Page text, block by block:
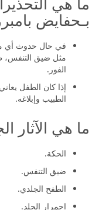
بـحفايض
في حال حدوث أي
مثل ضيق التنفس،
الفور.
إذا كان الطفل
الطبيب وإبلاغه.
ما هي الآثار
الحكة.
ضيق التنفس.
الطفح الجلدي.
احمرار الجلد.